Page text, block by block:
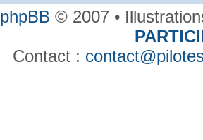
phpBB © 2007 •
Contact :